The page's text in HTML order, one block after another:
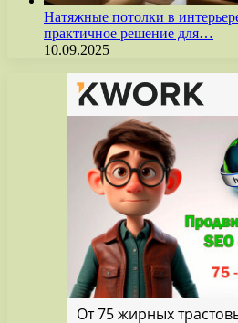
Натяжные потолки в
практичное решение для…
10.09.2025